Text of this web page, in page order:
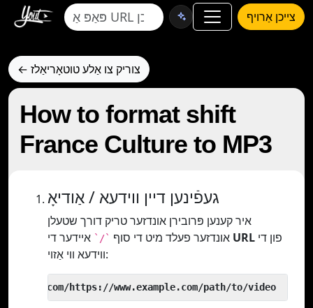
צייכן אַרויף
← צוריק צו אַלע טוטאָריאַלז
How to format shift
France Culture to MP3
געפֿינען דיין ווידעא / אַודיאָ
איר קענען פּרובירן אונדזער טריק דורך שטעלן
אונדזער פעלד מיט די סוף `/` URL
ווידעא ווי אַזוי: